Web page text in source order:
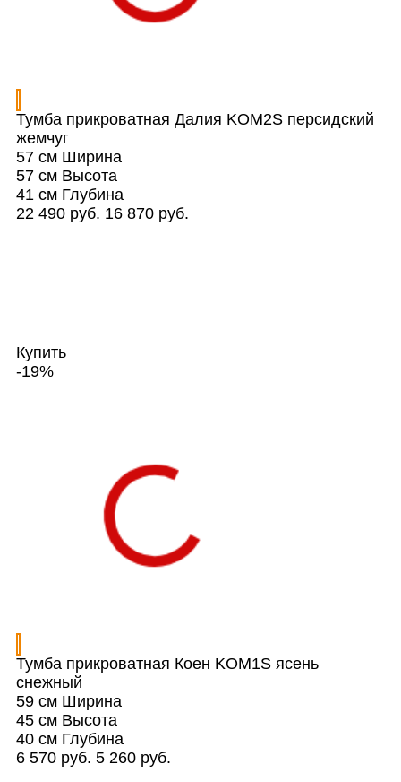
Тумба прикроватная Далия KOM2S персидский
жемчуг
57 смШирина
57 смВысота
41 смГлубина
22 490 руб. 16 870 руб.
Купить
-19%
Тумба прикроватная Коен KOM1S ясень
снежный
59 смШирина
45 смВысота
40 смГлубина
6 570 руб. 5 260 руб.